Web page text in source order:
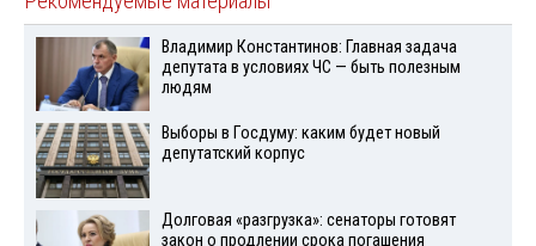
Владимир Константинов: Главная задача
депутата в условиях ЧС — быть полезным
людям
Выборы в Госдуму: каким будет новый
депутатский корпус
Долговая «разгрузка»: сенаторы готовят
закон о продлении срока погашения